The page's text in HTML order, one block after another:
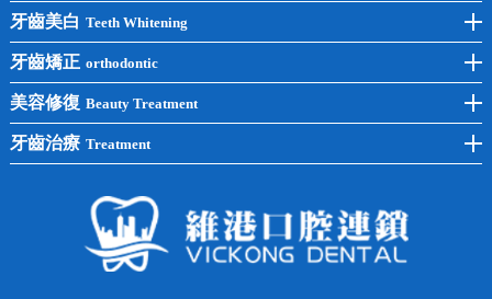
前牙種植
後牙種植
單顆種植
半口種植
全口種植
牙齒美白 Teeth Whitening
冷光美白
洗牙
黃黑牙
常見問題
牙齒矯正 orthodontic
牙齒矯正
兒童矯正
牙列不齊
美容修復 Beauty Treatment
全瓷牙
牙齒治療 Treatment
牙齦出血